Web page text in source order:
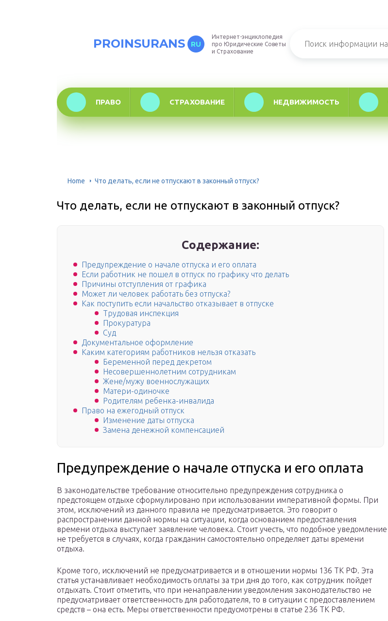
PROINSURANS RU
Интернет-энциклопедия
про Юридические Советы
и Страхование
ПРАВО СТРАХОВАНИЕ НЕДВИЖИМОСТЬ
Home Что делать, если не отпускают в законный отпуск?
Что делать, если не отпускают в законный отпуск?
Содержание:
Предупреждение о начале отпуска и его оплата
Если работник не пошел в отпуск по графику что делать
Причины отступления от графика
Может ли человек работать без отпуска?
Как поступить если начальство отказывает в отпуске
Трудовая инспекция
Прокуратура
Суд
Документальное оформление
Каким категориям работников нельзя отказать
Беременной перед декретом
Несовершеннолетним сотрудникам
Жене/мужу военнослужащих
Матери-одиночке
Родителям ребенка-инвалида
Право на ежегодный отпуск
Изменение даты отпуска
Замена денежной компенсацией
Предупреждение о начале отпуска и его оплата
В законодательстве требование относительно предупреждения сотрудника о
предстоящем отдыхе сформулировано при использовании императивной формы. При
этом, исключений из данного правила не предусматривается. Это говорит о
распространении данной нормы на ситуации, когда основанием предоставления
времени отдыха выступает заявление человека. Стоит учесть, что подобное уведомление
не требуется в случаях, когда гражданин самостоятельно определяет даты времени
отдыха.
Кроме того, исключений не предусматривается и в отношении нормы 136 ТК РФ. Эта
статья устанавливает необходимость оплаты за три дня до того, как сотрудник пойдет
отдыхать. Стоит отметить, что при ненаправлении уведомления законодательство не
предусматривает ответственность для работодателя, то в ситуации с предоставлением
средств – она есть. Меры ответственности предусмотрены в статье 236 ТК РФ.